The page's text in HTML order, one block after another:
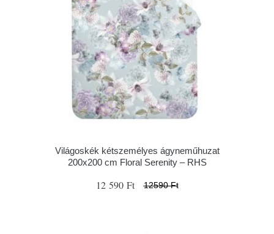
Világoskék kétszemélyes ágyneműhuzat
200x200 cm Floral Serenity – RHS
12 590 Ft 12590 Ft